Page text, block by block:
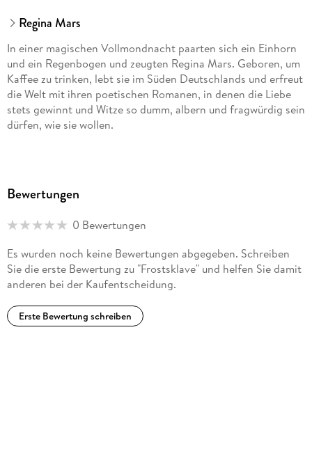
Regina Mars
In einer magischen Vollmondnacht paarten sich ein Einhorn
und ein Regenbogen und zeugten Regina Mars. Geboren, um
Kaffee zu trinken, lebt sie im Süden Deutschlands und erfreut
die Welt mit ihren poetischen Romanen, in denen die Liebe
stets gewinnt und Witze so dumm, albern und fragwürdig sein
dürfen, wie sie wollen.
Bewertungen
0 Bewertungen
Es wurden noch keine Bewertungen abgegeben. Schreiben
Sie die erste Bewertung zu "Frostsklave" und helfen Sie damit
anderen bei der Kaufentscheidung.
Erste Bewertung schreiben